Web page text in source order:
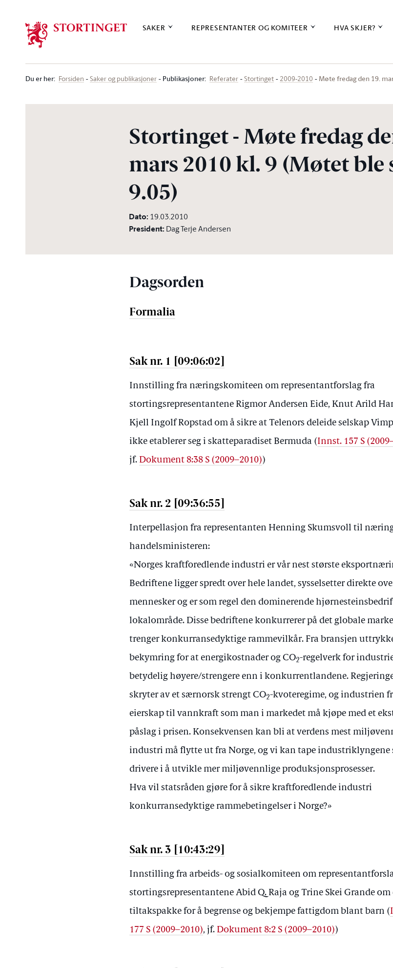
SAKER REPRESENTANTER OG KOMITEER HVA SKJER?
Du er her: Forsiden Saker og publikasjoner Publikasjoner: Referater Stortinget 2009-2010 Møte fredag den 19.
Stortinget - Møte fredag
mars 2010 kl. 9 (Møtet ble
9.05)
Dato: 19.03.2010
President: Dag Terje Andersen
Dagsorden
Formalia
Sak nr. 1 [09:06:02]
Innstilling fra næringskomiteen om representantforslag fra
stortingsrepresentantene Rigmor Andersen Eide, Knut Arild
Kjell Ingolf Ropstad om å sikre at Telenors deleide selskap
ikke etablerer seg i skatteparadiset Bermuda (Innst. 157 S
jf.Dokument 8:38 S (2009–2010))
Sak nr. 2 [09:36:55]
Interpellasjon fra representanten Henning Skumsvoll til
handelsministeren:
«Norges kraftforedlende industri er vår nest største
Bedriftene ligger spredt over hele landet, sysselsetter direkte
mennesker og er som regel den dominerende
lokalområde. Disse bedriftene konkurrerer på det globale
trenger konkurransedyktige rammevilkår. Fra bransjen
bekymring for at energikostnader og CO2-regelverk for
betydelig høyere/strengere enn i konkurrentlandene.
skryter av et særnorsk strengt CO2-kvoteregime, og industrien
eierskap til vannkraft som man i markedet må kjøpe med et
påslag i prisen. Konsekvensen kan bli at verdens mest
industri må flytte ut fra Norge, og vi kan tape industriklyngene
drivere i å utvikle mer miljøvennlige produksjonsprosesser.
Hva vil statsråden gjøre for å sikre kraftforedlende industri
konkurransedyktige rammebetingelser i Norge?»
Sak nr. 3 [10:43:29]
Innstilling fra arbeids- og sosialkomiteen om
stortingsrepresentantene Abid Q. Raja og Trine Skei Grande om
tiltakspakke for å begrense og bekjempe fattigdom blant barn (
177 S (2009–2010), jf.Dokument 8:2 S (2009–2010))